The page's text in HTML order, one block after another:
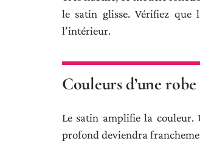
le satin glisse. Vérifiez que
l’intérieur.
Couleurs d’une
Le satin amplifie la couleur.
profond deviendra